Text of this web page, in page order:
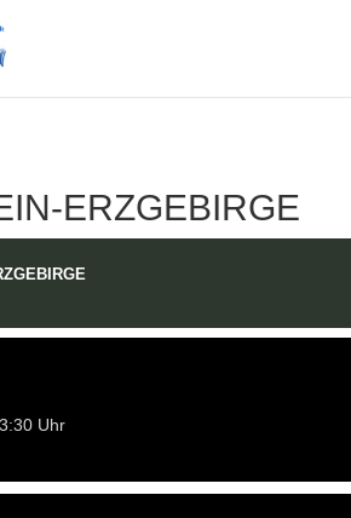
ERZGEBIRGE
Uhr